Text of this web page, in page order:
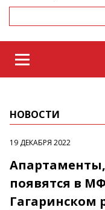
НОВОСТИ
19 ДЕКАБРЯ 2022
появятся в
Гагаринском